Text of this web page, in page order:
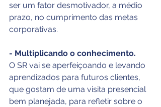
ser um fator desmotivador, a médio
prazo, no cumprimento das metas
corporativas.
- Multiplicando o conhecimento.
O SR vai se aperfeiçoando e levando
aprendizados para futuros clientes,
que gostam de uma visita presencial
bem planejada, para refletir sobre o